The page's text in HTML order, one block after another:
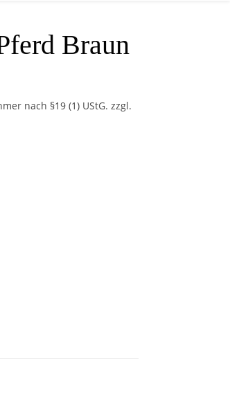
Braun
nach §19 (1) UStG. zzgl.